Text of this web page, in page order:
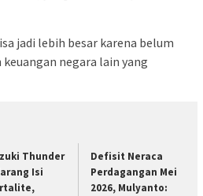
jadi lebih besar karena belum
negara lain yang
Thunder
Isi
Defisit Neraca
Perdagangan Mei
2026, Mulyanto: